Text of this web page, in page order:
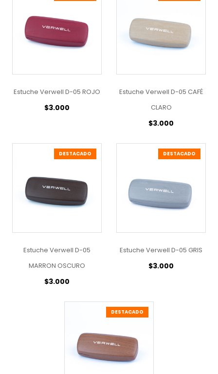
Estuche Verwell D-05 ROJO
$3.000
Estuche Verwell D-05 CAFÉ
CLARO
$3.000
DESTACADO
Estuche Verwell D-05
MARRON OSCURO
$3.000
DESTACADO
Estuche Verwell D-05 GRIS
$3.000
DESTACADO